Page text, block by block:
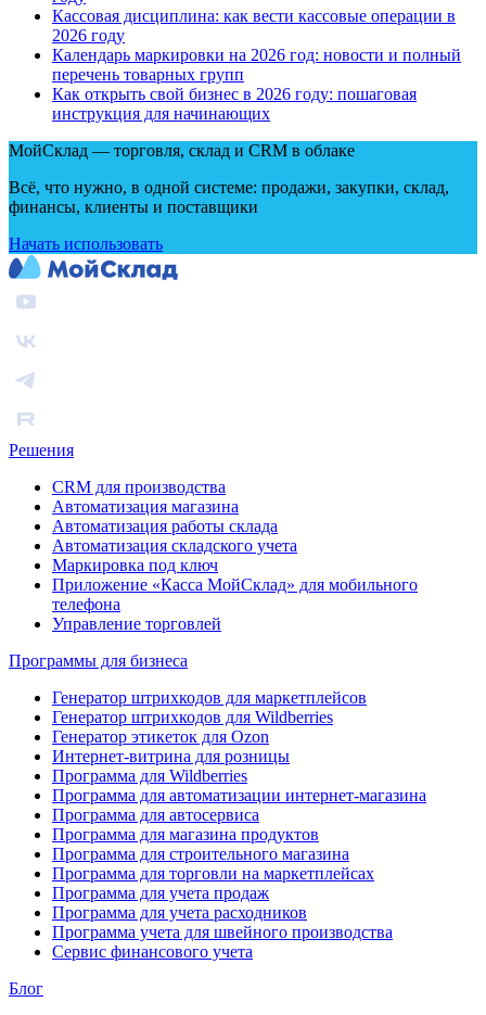
Кассовая дисциплина: как вести кассовые операции в
2026 году
Календарь маркировки на 2026 год: новости и полный
перечень товарных групп
Как открыть свой бизнес в 2026 году: пошаговая
инструкция для начинающих
МойСклад — торговля, склад и CRM в облаке
Всё, что нужно, в одной системе: продажи, закупки, склад,
финансы, клиенты и поставщики
Начать использовать
Решения
CRM для производства
Автоматизация магазина
Автоматизация работы склада
Автоматизация складского учета
Маркировка под ключ
Приложение «Касса МойСклад» для мобильного
телефона
Управление торговлей
Программы для бизнеса
Генератор штрихкодов для маркетплейсов
Генератор штрихкодов для Wildberries
Генератор этикеток для Ozon
Интернет-витрина для розницы
Программа для Wildberries
Программа для автоматизации интернет-магазина
Программа для автосервиса
Программа для магазина продуктов
Программа для строительного магазина
Программа для торговли на маркетплейсах
Программа для учета продаж
Программа для учета расходников
Программа учета для швейного производства
Сервис финансового учета
Блог